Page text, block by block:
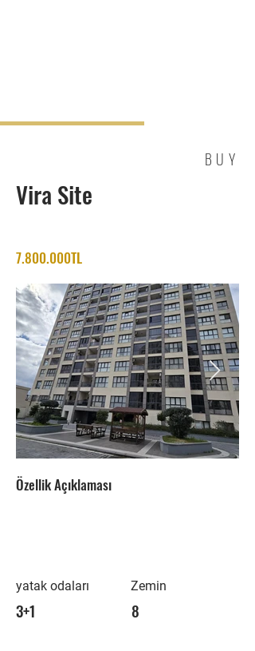
BUY
Vira Site
7.800.000TL
Özellik Açıklaması
yatak odaları
3+1
Zemin
8